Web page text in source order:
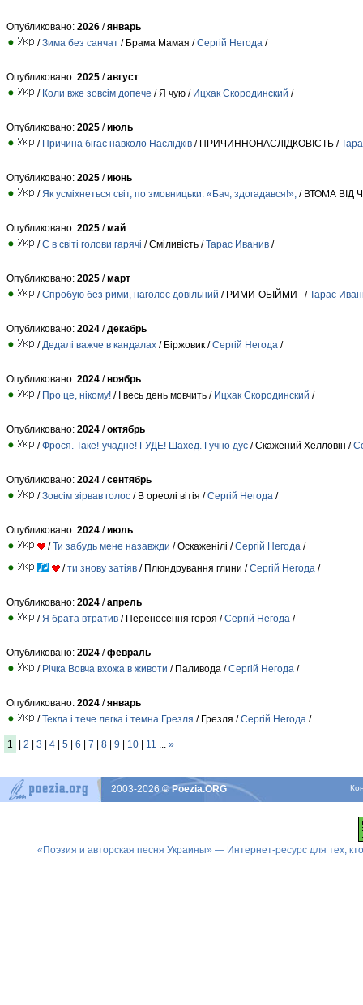
Опубликовано: 2026 /январь
/Зима без санчат / Брама Мамая /Сергій Негода /
Опубликовано: 2025 /август
/ Коли вже зовсім допече / Я чую / Ицхак Скородинский /
Опубликовано: 2025 /июль
/ Причина бігає навколо Наслідків / ПРИЧИННОНАСЛІДКОВІСТЬ /
Опубликовано: 2025 /июнь
/ Як усміхнеться світ, по змовницьки: «Бач, здогадався!», / ВТОМА ВІД
Опубликовано: 2025 /май
/Є в світі голови гарячі / Сміливість /Тарас Иванив /
Опубликовано: 2025 /март
/Спробую без рими, наголос довільний / РИМИ-ОБІЙМИ /Тарас
Опубликовано: 2024 /декабрь
/ Дедалі важче в кандалах / Біржовик /Сергій Негода /
Опубликовано: 2024 /ноябрь
/ Про це, нікому! / І весь день мовчить / Ицхак Скородинский /
Опубликовано: 2024 /октябрь
/Фрося. Таке!-учадне! ГУДЕ! Шахед. Гучно дує / Скажений Хелловін /
Опубликовано: 2024 /сентябрь
/Зовсім зірвав голос / В ореолі вітія /Сергій Негода /
Опубликовано: 2024 /июль
/Ти забудь мене назавжди / Оскаженілі /Сергій Негода /
/ти знову затіяв / Плюндрування глини /Сергій Негода /
Опубликовано: 2024 /апрель
/ Я брата втратив / Перенесення героя /Сергій Негода /
Опубликовано: 2024 /февраль
/ Річка Вовча вхожа в животи / Паливода /Сергій Негода /
Опубликовано: 2024 /январь
/Текла і тече легка і темна Грезля / Грезля /Сергій Негода /
1 | 2 | 3 | 4 | 5 | 6 | 7 | 8 | 9 | 10 | 11 »
2003-2026© Poezia.ORG
«Поэзия и авторская песня Украины» — Интернет-ресурс для тех,